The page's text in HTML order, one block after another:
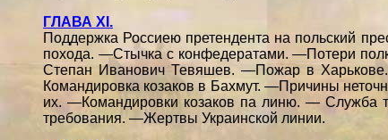
ГЛАВА XI.
Поддержка Россиею претендента на польский
похода. —Стычка с конфедератами. —Потери
Степан Иванович Тевяшев. —Пожар в
Командировка козаков в Бахмут. —Причины
их. —Командировки козаков па линю. — Служба
требования. —Жертвы Украинской линии.